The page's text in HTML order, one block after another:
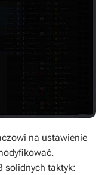
na ustawienie
solidnych taktyk: